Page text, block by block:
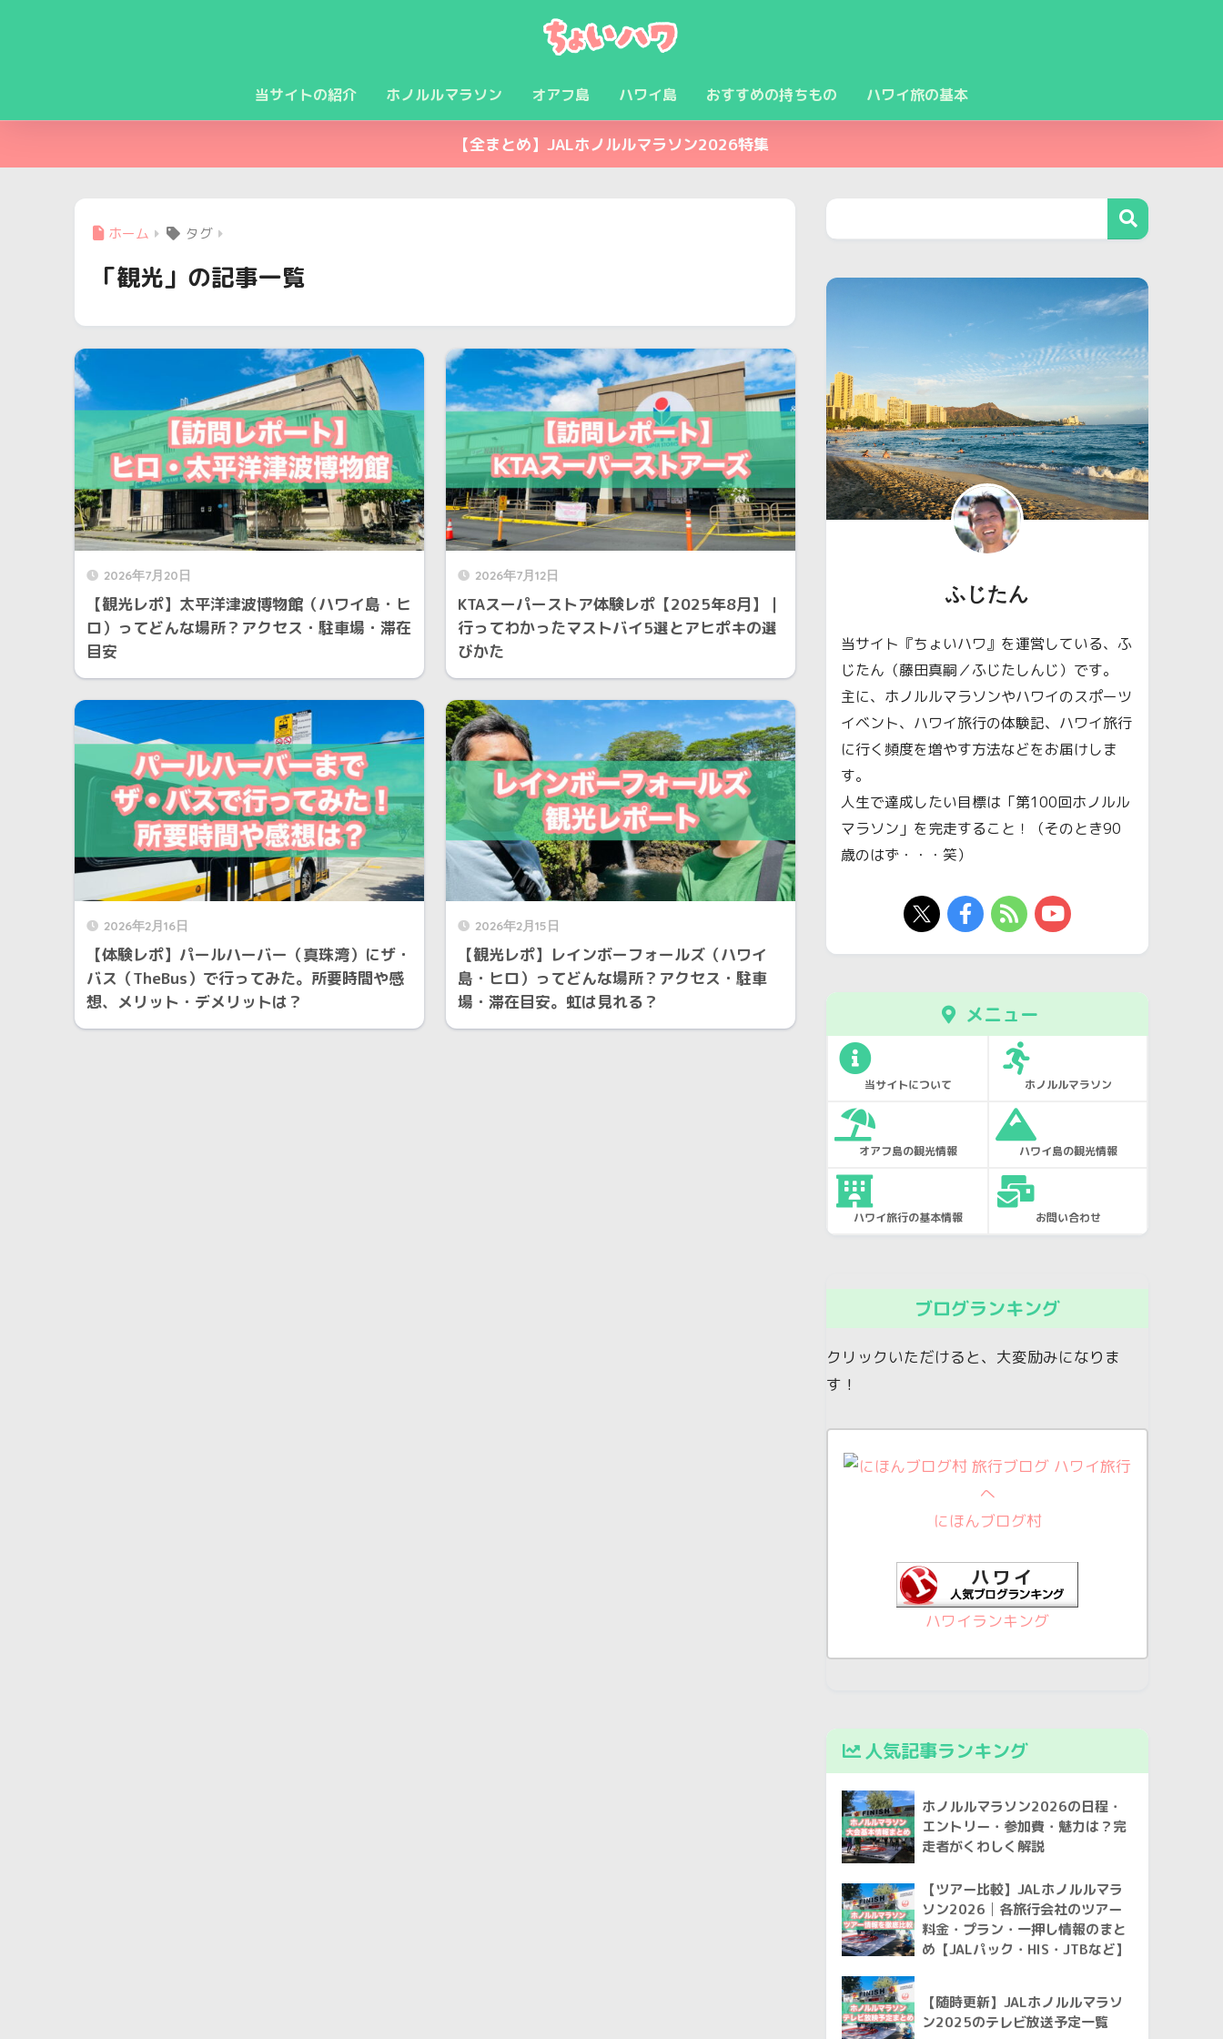
当サイトの紹介 ホノルルマラソン オアフ島 ハワイ島 おすすめの持ちもの ハワイ旅の基本
【全まとめ】JALホノルルマラソン2026特集
ホーム タグ
「観光」の記事一覧
2026年7月20日
【観光レポ】太平洋津波博物館（ハワイ島・ヒ
ロ）ってどんな場所？アクセス・駐車場・滞在
目安
2026年7月12日
KTAスーパーストア体験レポ【2025年8月】｜
行ってわかったマストバイ5選とアヒポキの選
びかた
2026年2月16日
【体験レポ】パールハーバー（真珠湾）にザ・
バス（TheBus）で行ってみた。所要時間や感
想、メリット・デメリットは？
2026年2月15日
【観光レポ】レインボーフォールズ（ハワイ
島・ヒロ）ってどんな場所？アクセス・駐車
場・滞在目安。虹は見れる？
ふじたん
当サイト『ちょいハワ』を運営している、ふ
じたん（藤田真嗣／ふじたしんじ）です。
主に、ホノルルマラソンやハワイのスポーツ
イベント、ハワイ旅行の体験記、ハワイ旅行
に行く頻度を増やす方法などをお届けしま
す。
人生で達成したい目標は「第100回ホノルル
マラソン」を完走すること！（そのとき90
歳のはず・・・笑）
メニュー
当サイトについて ホノルルマラソン
オアフ島の観光情報 ハワイ島の観光情報
ハワイ旅行の基本情報 お問い合わせ
ブログランキング
クリックいただけると、大変励みになりま
す！
にほんブログ村
ハワイランキング
人気記事ランキング
ホノルルマラソン2026の日程・
エントリー・参加費・魅力は？完
走者がくわしく解説
【ツアー比較】JALホノルルマラ
ソン2026│各旅行会社のツアー
料金・プラン・一押し情報のまと
め【JALパック・HIS・JTBなど】
【随時更新】JALホノルルマラソ
ン2025のテレビ放送予定一覧